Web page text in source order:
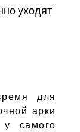
для
арки
самого